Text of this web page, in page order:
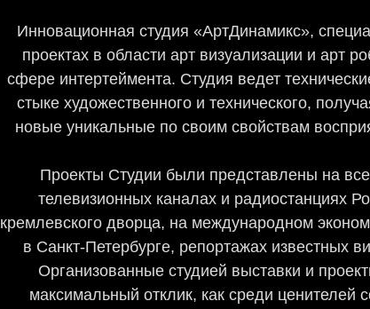
Инновационная студия «АртДинамикс»,
проектах в области арт визуализации и арт
сфере интертеймента. Студия ведет
стыке художественного и технического,
новые уникальные по своим свойствам
Проекты Студии были представлены на
телевизионных каналах и радиостанциях
кремлевского дворца, на международном
в Санкт-Петербурге, репортажах известных
Организованные студией выставки и
максимальный отклик, как среди ценителей